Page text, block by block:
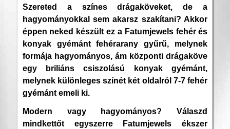
Szereted a színes drágaköveket, de a
hagyományokkal sem akarsz szakítani? Akkor
éppen neked készült ez a Fatumjewels fehér és
konyak gyémánt fehérarany gyűrű, melynek
formája hagyományos, ám központi drágaköve
egy briliáns csiszolású konyak gyémánt,
melynek különleges színét két oldalról 7-7 fehér
gyémánt emeli ki.
Modern vagy hagyományos? Válaszd
mindkettőt egyszerre Fatumjewels ékszer